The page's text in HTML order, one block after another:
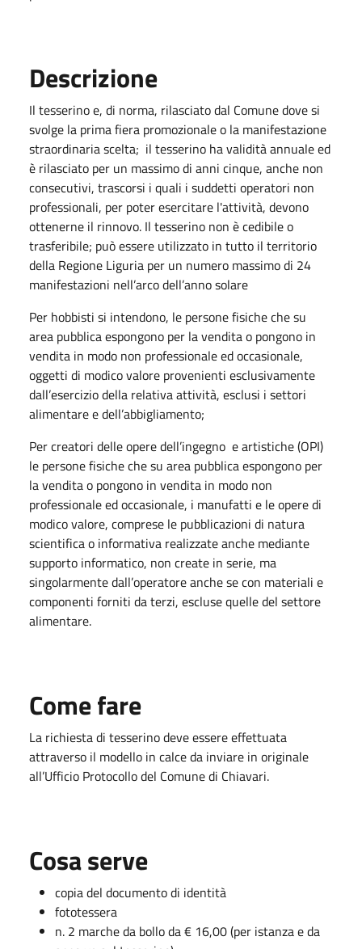
Descrizione
Il tesserino e, di norma, rilasciato dal Comune dove si
svolge la prima fiera promozionale o la manifestazione
straordinaria scelta; il tesserino ha validità annuale ed
è rilasciato per un massimo di anni cinque, anche non
consecutivi, trascorsi i quali i suddetti operatori non
professionali, per poter esercitare l'attività, devono
ottenerne il rinnovo. Il tesserino non è cedibile o
trasferibile; può essere utilizzato in tutto il territorio
della Regione Liguria per un numero massimo di 24
manifestazioni nell’arco dell’anno solare
Per hobbisti si intendono, le persone fisiche che su
area pubblica espongono per la vendita o pongono in
vendita in modo non professionale ed occasionale,
oggetti di modico valore provenienti esclusivamente
dall’esercizio della relativa attività, esclusi i settori
alimentare e dell’abbigliamento;
Per creatori delle opere dell’ingegno e artistiche (OPI)
le persone fisiche che su area pubblica espongono per
la vendita o pongono in vendita in modo non
professionale ed occasionale, i manufatti e le opere di
modico valore, comprese le pubblicazioni di natura
scientifica o informativa realizzate anche mediante
supporto informatico, non create in serie, ma
singolarmente dall’operatore anche se con materiali e
componenti forniti da terzi, escluse quelle del settore
alimentare.
Come fare
La richiesta di tesserino deve essere effettuata
attraverso il modello in calce da inviare in originale
all’Ufficio Protocollo del Comune di Chiavari.
Cosa serve
copia del documento di identità
fototessera
n. 2 marche da bollo da € 16,00 (per istanza e da